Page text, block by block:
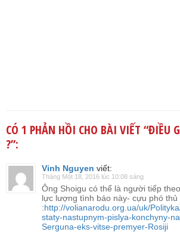
CÓ 1 PHẢN HỒI CHO BÀI VIẾT “ĐIỀU
?”:
Vinh Nguyen viết:
Tháng Một 18, 2016 lúc 10:08 sáng
Ông Shoigu có thể là người tiếp
lực lượng tình báo này- cựu phó thủ
:http://volianarodu.org.ua/uk/
staty-nastupnym-pislya-konchyny-
Serguna-eks-vitse-premyer-Rosiji